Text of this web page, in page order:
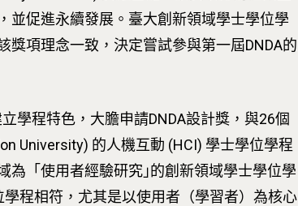
並促進永續發展。臺大創新領域學士學位學
項理念一致，決定嘗試參與第一屆DNDA的
學程特色，大膽申請DNDA設計獎，與26個
University) 的人機互動 (HCI) 學士學位學程
為「使用者經驗研究｣的創新領域學士學位學
程相符，尤其是以使用者（學習者）為核心